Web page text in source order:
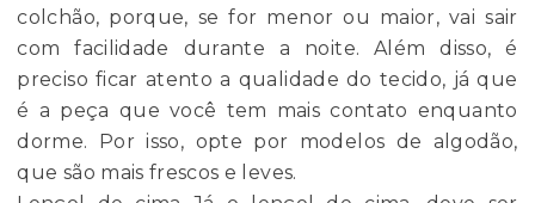
colchão, porque, se for menor ou maior, vai sair
com facilidade durante a noite. Além disso, é
preciso ficar atento a qualidade do tecido, já que
é a peça que você tem mais contato enquanto
dorme. Por isso, opte por modelos de algodão,
que são mais frescos e leves.